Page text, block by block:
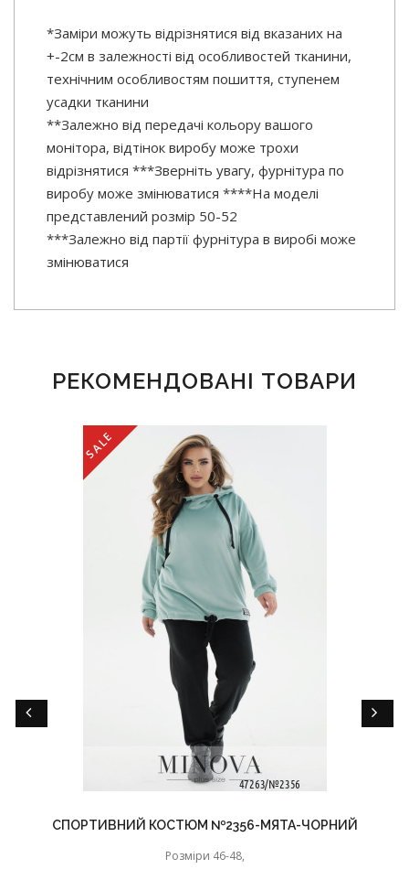
*Заміри можуть відрізнятися від вказаних на
+-2см в залежності від особливостей тканини,
технічним особливостям пошиття, ступенем
усадки тканини
**Залежно від передачі кольору вашого
монітора, відтінок виробу може трохи
відрізнятися ***Зверніть увагу, фурнітура по
виробу може змінюватися ****На моделі
представлений розмір 50-52
***Залежно від партії фурнітура в виробі може
змінюватися
РЕКОМЕНДОВАНІ ТОВАРИ
SALE
СПОРТИВНИЙ КОСТЮМ №2356-МЯТА-ЧОРНИЙ
Розміри 46-48,